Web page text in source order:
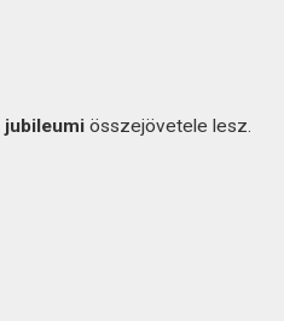
jubileumi összejövetele lesz.